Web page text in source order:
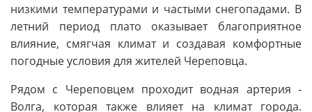
низкими температурами и частыми снегопадами. В
летний период плато оказывает благоприятное
влияние, смягчая климат и создавая комфортные
погодные условия для жителей Череповца.
Рядом с Череповцем проходит водная артерия -
Волга, которая также влияет на климат города.